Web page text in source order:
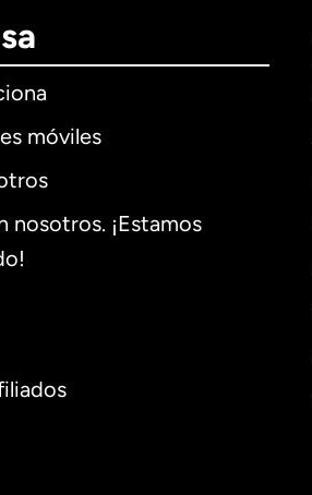
móviles
nosotros. ¡Estamos